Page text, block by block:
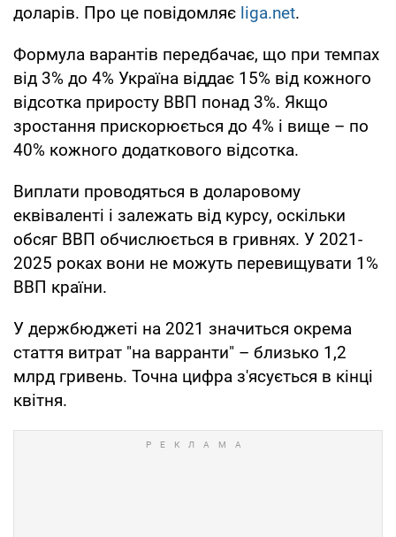
доларів. Про це повідомляє liga.net.
Формула варантів передбачає, що при темпах
від 3% до 4% Україна віддає 15% від кожного
відсотка приросту ВВП понад 3%. Якщо
зростання прискорюється до 4% і вище – по
40% кожного додаткового відсотка.
Виплати проводяться в доларовому
еквіваленті і залежать від курсу, оскільки
обсяг ВВП обчислюється в гривнях. У 2021-
2025 роках вони не можуть перевищувати 1%
ВВП країни.
У держбюджеті на 2021 значиться окрема
стаття витрат "на варранти" – близько 1,2
млрд гривень. Точна цифра з'ясується в кінці
квітня.